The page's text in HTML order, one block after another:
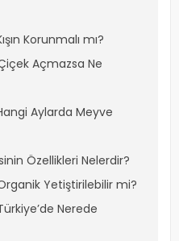
Korunmalı mı?
Açmazsa Ne
Aylarda Meyve
Özellikleri Nelerdir?
Yetiştirilebilir mi?
Nerede